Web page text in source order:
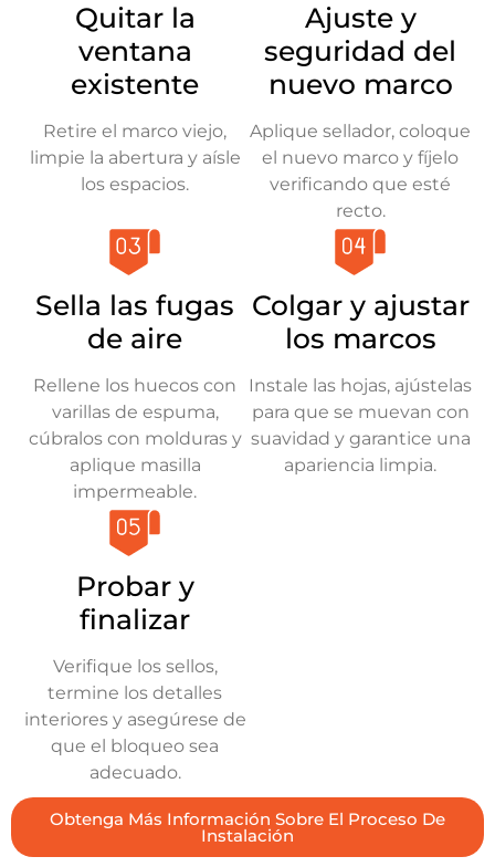
Quitar la
ventana
existente
Retire el marco viejo,
limpie la abertura y aísle
los espacios.
Ajuste y
seguridad del
nuevo marco
Aplique sellador, coloque
el nuevo marco y fíjelo
verificando que esté
recto.
Sella las fugas
de aire
Rellene los huecos con
varillas de espuma,
cúbralos con molduras y
aplique masilla
impermeable.
Colgar y ajustar
los marcos
Instale las hojas, ajústelas
para que se muevan con
suavidad y garantice una
apariencia limpia.
Probar y
finalizar
Verifique los sellos,
termine los detalles
interiores y asegúrese de
que el bloqueo sea
adecuado.
Obtenga Más Información Sobre El Proceso De
Instalación